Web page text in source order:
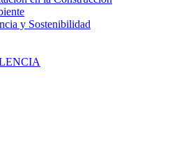
y Sostenibilidad